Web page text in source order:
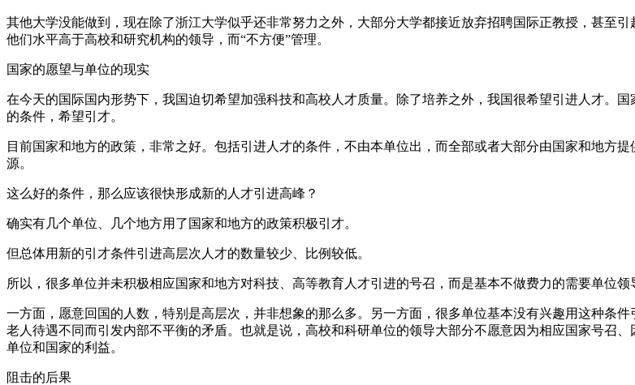
其他大学没能做到，现在除了浙江大学似乎还非常努力之外，大部分大学都接近放弃招聘国际正教授，甚至
他们水平高于高校和研究机构的领导，而“不方便”管理。
国家的愿望与单位的现实
在今天的国际国内形势下，我国迫切希望加强科技和高校人才质量。除了培养之外，我国很希望引进人才。
的条件，希望引才。
目前国家和地方的政策，非常之好。包括引进人才的条件，不由本单位出，而全部或者大部分由国家和地方
源。
这么好的条件，那么应该很快形成新的人才引进高峰？
确实有几个单位、几个地方用了国家和地方的政策积极引才。
但总体用新的引才条件引进高层次人才的数量较少、比例较低。
所以，很多单位并未积极相应国家和地方对科技、高等教育人才引进的号召，而是基本不做费力的需要单位
一方面，愿意回国的人数，特别是高层次，并非想象的那么多。另一方面，很多单位基本没有兴趣用这种条
老人待遇不同而引发内部不平衡的矛盾。也就是说，高校和科研单位的领导大部分不愿意因为相应国家号召
单位和国家的利益。
阻击的后果